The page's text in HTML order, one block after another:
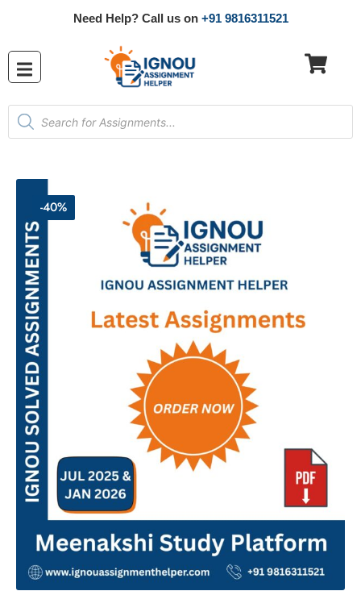
Need Help? Call us on +91 9816311521
-40%